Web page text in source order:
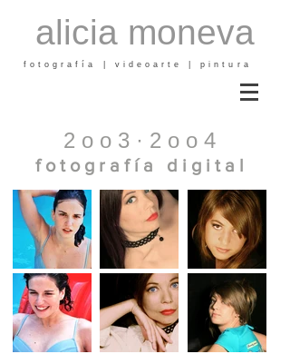
alicia moneva
fotografía | videoarte | pintura
2 o o 3 · 2 o o 4
f o t o g r a f í a d i g i t a l